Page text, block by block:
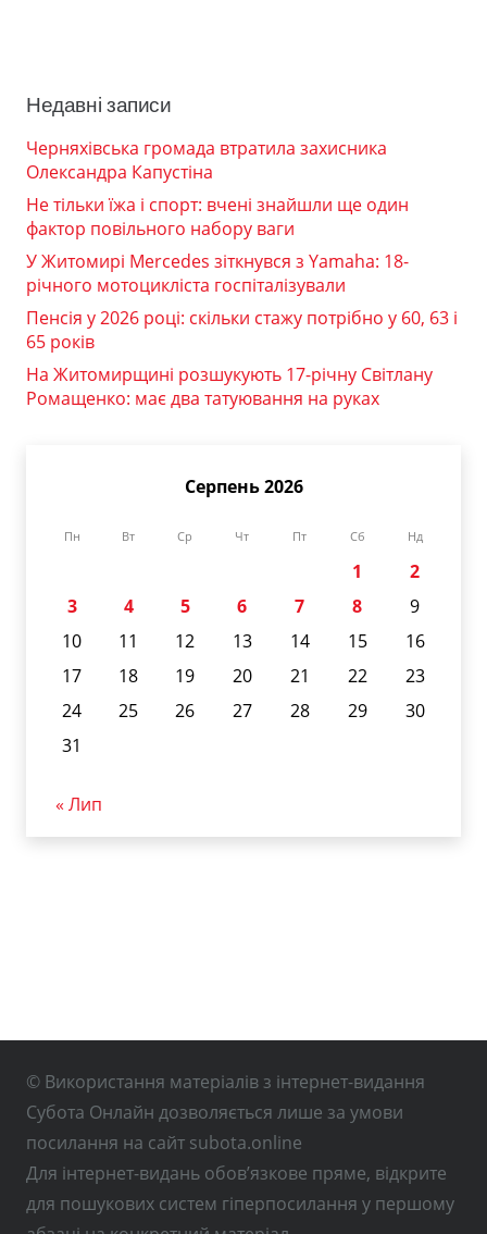
Недавні записи
Черняхівська громада втратила захисника
Олександра Капустіна
Не тільки їжа і спорт: вчені знайшли ще один
фактор повільного набору ваги
У Житомирі Mercedes зіткнувся з Yamaha: 18-
річного мотоцикліста госпіталізували
Пенсія у 2026 році: скільки стажу потрібно у 60, 63 і
65 років
На Житомирщині розшукують 17-річну Світлану
Ромащенко: має два татуювання на руках
Серпень 2026
Пн Вт Ср Чт Пт Сб Нд
1
2
3
4 5 6 7 8
9
10
11 12 13 14 15
16
17
18 19 20 21 22
23
24
25 26 27 28 29
30
31
« Лип
© Використання матеріалів з інтернет-видання
Субота Онлайн дозволяється лише за умови
посилання на сайт subota.online
Для інтернет-видань обов’язкове пряме, відкрите
для пошукових систем гіперпосилання у першому